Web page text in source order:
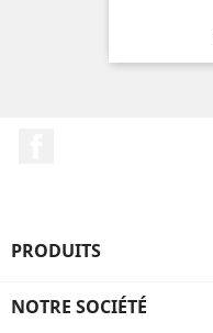
PRODUITS
NOTRE SOCIÉTÉ